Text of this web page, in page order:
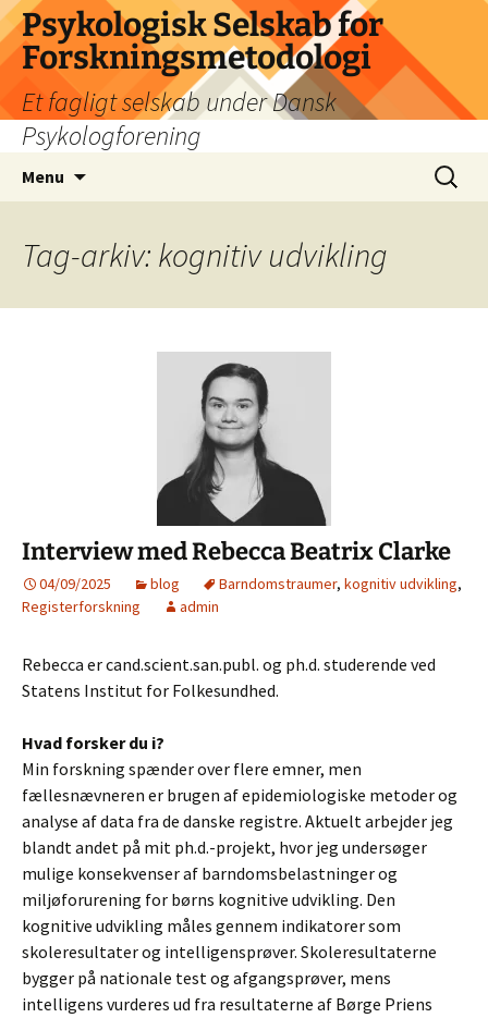
Psykologisk Selskab for
Forskningsmetodologi
Et fagligt selskab under Dansk
Psykologforening
Menu
Søg
efter:
Tag-arkiv: kognitiv udvikling
Interview med Rebecca Beatrix Clarke
04/09/2025 blog Barndomstraumer, kognitiv udvikling,
Registerforskning
admin
Rebecca er cand.scient.san.publ. og ph.d. studerende ved
Statens Institut for Folkesundhed.
Hvad forsker du i?
Min forskning spænder over flere emner, men
fællesnævneren er brugen af epidemiologiske metoder og
analyse af data fra de danske registre. Aktuelt arbejder jeg
blandt andet på mit ph.d.-projekt, hvor jeg undersøger
mulige konsekvenser af barndomsbelastninger og
miljøforurening for børns kognitive udvikling. Den
kognitive udvikling måles gennem indikatorer som
skoleresultater og intelligensprøver. Skoleresultaterne
bygger på nationale test og afgangsprøver, mens
intelligens vurderes ud fra resultaterne af Børge Priens